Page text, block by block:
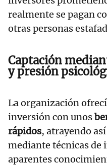
realmente se pagan
otras personas
Captación
y presión
La organización
inversión con unos
rápidos, atrayendo
mediante técnicas de
aparentes